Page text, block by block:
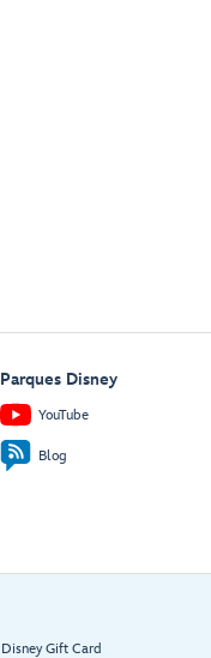
Parques Disney
YouTube
Blog
Disney Gift Card